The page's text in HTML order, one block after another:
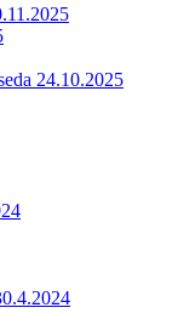
24.10.2025